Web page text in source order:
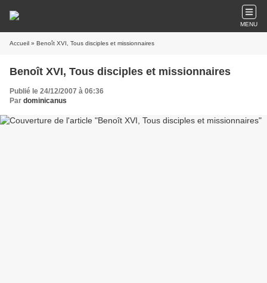
MENU
Accueil » Benoît XVI, Tous disciples et missionnaires
Benoît XVI, Tous disciples et missionnaires
Publié le 24/12/2007 à 06:36
Par dominicanus